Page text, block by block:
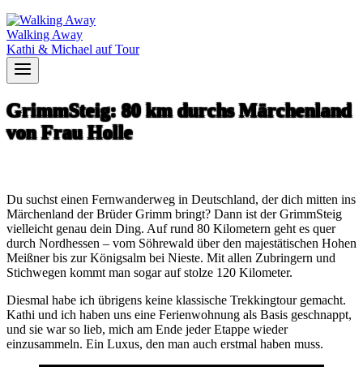
Walking Away
Kathi & Michael auf Tour
GrimmSteig: 80 km durchs Märchenland
von Frau Holle
Du suchst einen Fernwanderweg in Deutschland, der dich mitten ins
Märchenland der Brüder Grimm bringt? Dann ist der GrimmSteig
vielleicht genau dein Ding. Auf rund 80 Kilometern geht es quer
durch Nordhessen – vom Söhrewald über den majestätischen Hohen
Meißner bis zur Königsalm bei Nieste. Mit allen Zubringern und
Stichwegen kommt man sogar auf stolze 120 Kilometer.
Diesmal habe ich übrigens keine klassische Trekkingtour gemacht.
Kathi und ich haben uns eine Ferienwohnung als Basis geschnappt,
und sie war so lieb, mich am Ende jeder Etappe wieder
einzusammeln. Ein Luxus, den man auch erstmal haben muss.